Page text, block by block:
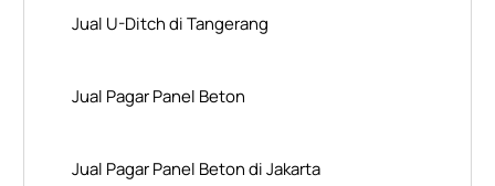
Jual U-Ditch di Tangerang
Jual Pagar Panel Beton
Jual Pagar Panel Beton di Jakarta